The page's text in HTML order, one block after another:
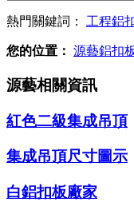
熱門關鍵詞： 工程鋁
您的位置： 源藝鋁扣
源藝相關資訊
紅色二級集成吊頂
集成吊頂尺寸圖示
白鋁扣板廠家